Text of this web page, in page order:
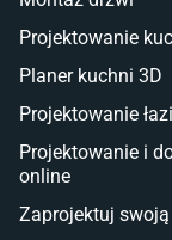
Sztuczna trawa
Koce i pledy
Płytki na balkon
Lampy stojące LED
Płytki
Projektowanie
Planer kuchni 3D
Projektowanie
Projektowanie i
online
Zaprojektuj